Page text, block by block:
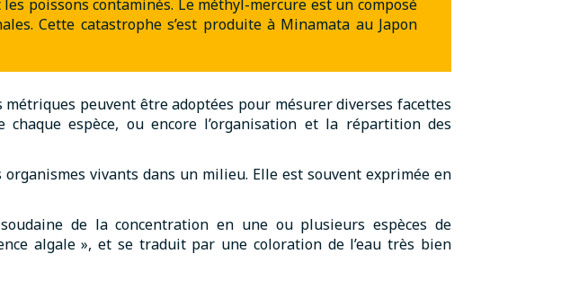
poissons contaminés. Le méthyl-mercure est un composé
Cette catastrophe s’est produite à Minamata au Japon
peuvent être adoptées pour mésurer diverses facettes
espèce, ou encore l’organisation et la répartition des
vivants dans un milieu. Elle est souvent exprimée en
de la concentration en une ou plusieurs espèces de
algale », et se traduit par une coloration de l’eau très bien